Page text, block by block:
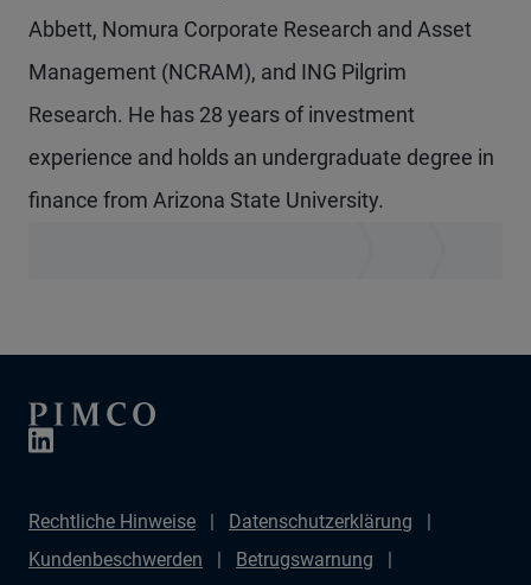
Abbett, Nomura Corporate Research and Asset
Management (NCRAM), and ING Pilgrim
Research. He has 28 years of investment
experience and holds an undergraduate degree in
finance from Arizona State University.
Rechtliche Hinweise
Datenschutzerklärung
Kundenbeschwerden
Betrugswarnung